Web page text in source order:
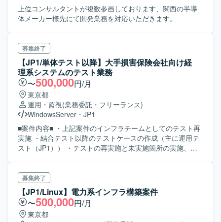
上位コンサルタントが複数参画しております、関西の半導
体メーカー様先にて開発業務を対応いただきます。
募集終了
【JP1/単体テスト以降】大手損害保険会社向け経
理系システムのテスト業務
〜500,000円/月
東京都
運用・監視(業務委託・フリーランス)
WindowsServer ・ JP1
■案件内容■ ・上記案件のインフラチームとしてのテスト再
実施 ・結合テスト以降のテストケースの作成（主に運用テ
スト（JP1）） ・テストの再実施と未実施箇所の実施、エ
結合テスト観点、テストケースの作成方針についてはベン
ダーリーダー の方の指示がありますので、それに従って作
成頂きます。 環境：Windows系サーバ（小規模システム、
オンプレ） 工程：単体テスト以降
募集終了
【JP1/Linux】電力系インフラ構築案件
〜500,000円/月
東京都